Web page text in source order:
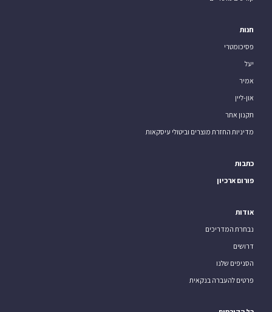
חנות
פסיכומטרי
יעל
אמיר
און-ליין
תקנון אתר
מדיניות החזרת מוצרים וביטולי עיסקאות
כתבות
פורום ארכיון
אודות
נבחרת המדריכים
דרושים
הסניפים שלנו
פרטים להעברה בנקאית